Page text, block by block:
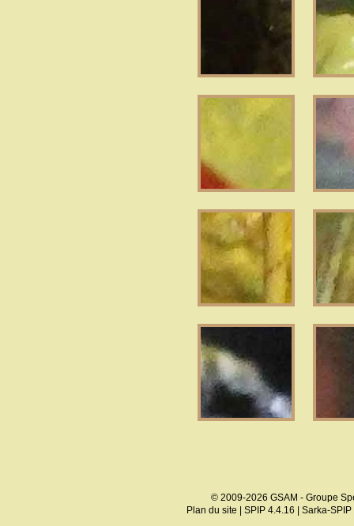
© 2009-2026 GSAM - Groupe
Plan du site
SPIP 4.4.16 Sarka-SPIP